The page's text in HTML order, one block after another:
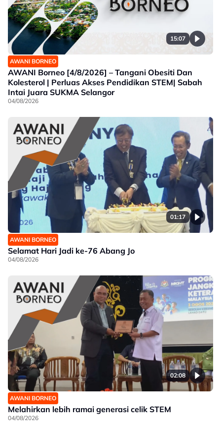
15:07
AWANI BORNEO
AWANI Borneo [4/8/2026] – Tangani Obesiti Dan
Kolesterol | Perluas Akses Pendidikan STEM| Sabah
Intai Juara SUKMA Selangor
04/08/2026
01:17
AWANI BORNEO
Selamat Hari Jadi ke-76 Abang Jo
04/08/2026
02:08
AWANI BORNEO
Melahirkan lebih ramai generasi celik STEM
04/08/2026